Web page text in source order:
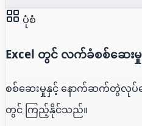
ပုံစံ
Excel တွင် လက်ခံစစ်ဆေးမှု
စစ်ဆေးမှုနှင့် နောက်ဆက်တွဲလုပ်
တွင် ကြည့်နိုင်သည်။